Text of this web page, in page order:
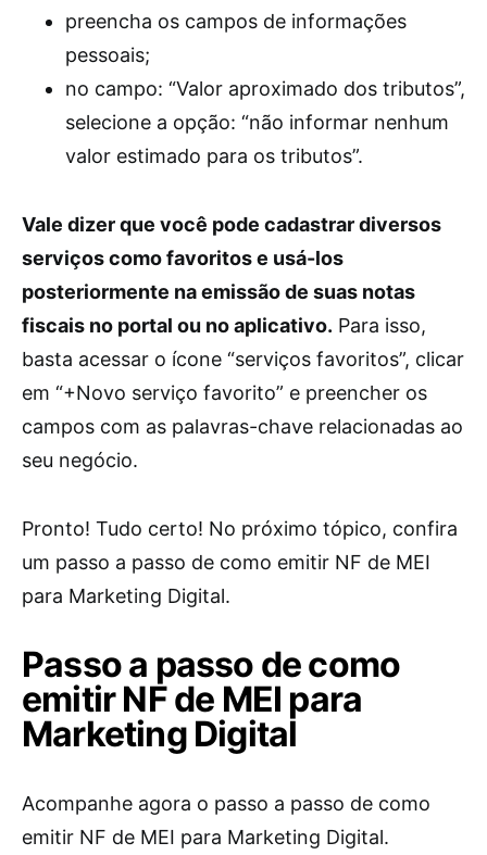
preencha os campos de informações
pessoais;
no campo: “Valor aproximado dos tributos”,
selecione a opção: “não informar nenhum
valor estimado para os tributos”.
Vale dizer que você pode cadastrar diversos
serviços como favoritos e usá-los
posteriormente na emissão de suas notas
fiscais no portal ou no aplicativo. Para isso,
basta acessar o ícone “serviços favoritos”, clicar
em “+Novo serviço favorito” e preencher os
campos com as palavras-chave relacionadas ao
seu negócio.
Pronto! Tudo certo! No próximo tópico, confira
um passo a passo de como emitir NF de MEI
para Marketing Digital.
Passo a passo de como
emitir NF de MEI para
Marketing Digital
Acompanhe agora o passo a passo de como
emitir NF de MEI para Marketing Digital.